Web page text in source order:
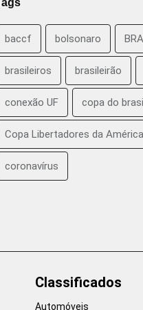
baccf bolsonaro
brasileiros brasileirão
conexão UF copa do
Copa Libertadores da América
coronavírus
Classificados
Automóveis